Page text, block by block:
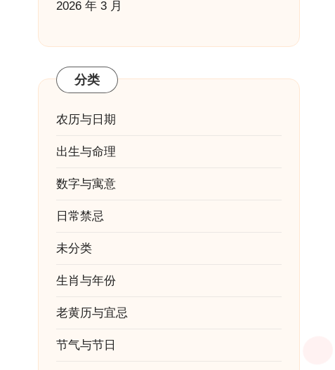
2026 年 3 月
分类
农历与日期
出生与命理
数字与寓意
日常禁忌
未分类
生肖与年份
老黄历与宜忌
节气与节日